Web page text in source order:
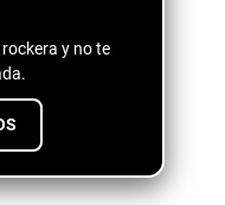
y no te